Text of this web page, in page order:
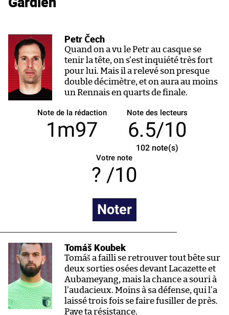
Petr Čech
Quand on a vu le Petr au casque se
tenir la tête, on s’est inquiété très fort
pour lui. Mais il a relevé son presque
double décimètre, et on aura au moins
un Rennais en quarts de finale.
Note de la rédaction
1m97
Note des lecteurs
6.5/10
102note(s)
Votre note
/10
Noter
Tomáš Koubek
Tomáš a failli se retrouver tout bête sur
deux sorties osées devant Lacazette et
Aubameyang, mais la chance a souri à
l’audacieux. Moins à sa défense, qui l’a
laissé trois fois se faire fusiller de près.
Paye ta résistance.